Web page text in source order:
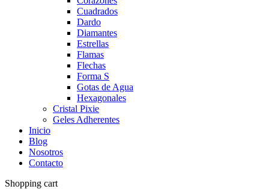
Cuadrados
Dardo
Diamantes
Estrellas
Flamas
Flechas
Forma S
Gotas de Agua
Hexagonales
Cristal Pixie
Geles Adherentes
Inicio
Blog
Nosotros
Contacto
Shopping cart